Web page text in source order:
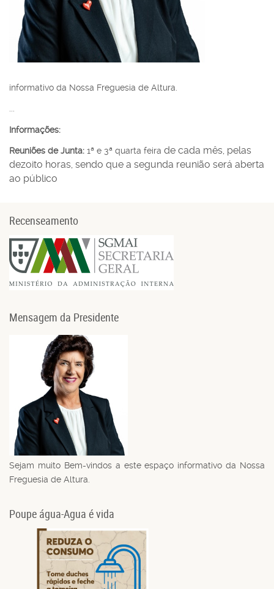
informativo da Nossa Freguesia de Altura.
Informações:
Reuniões de Junta: 1ª e 3ª quarta feira de cada mês, pelas
dezoito horas, sendo que a segunda reunião será aberta
ao público
Recenseamento
Mensagem da Presidente
Sejam muito Bem-vindos a este espaço informativo da Nossa
Freguesia de Altura.
Poupe água-Agua é vida